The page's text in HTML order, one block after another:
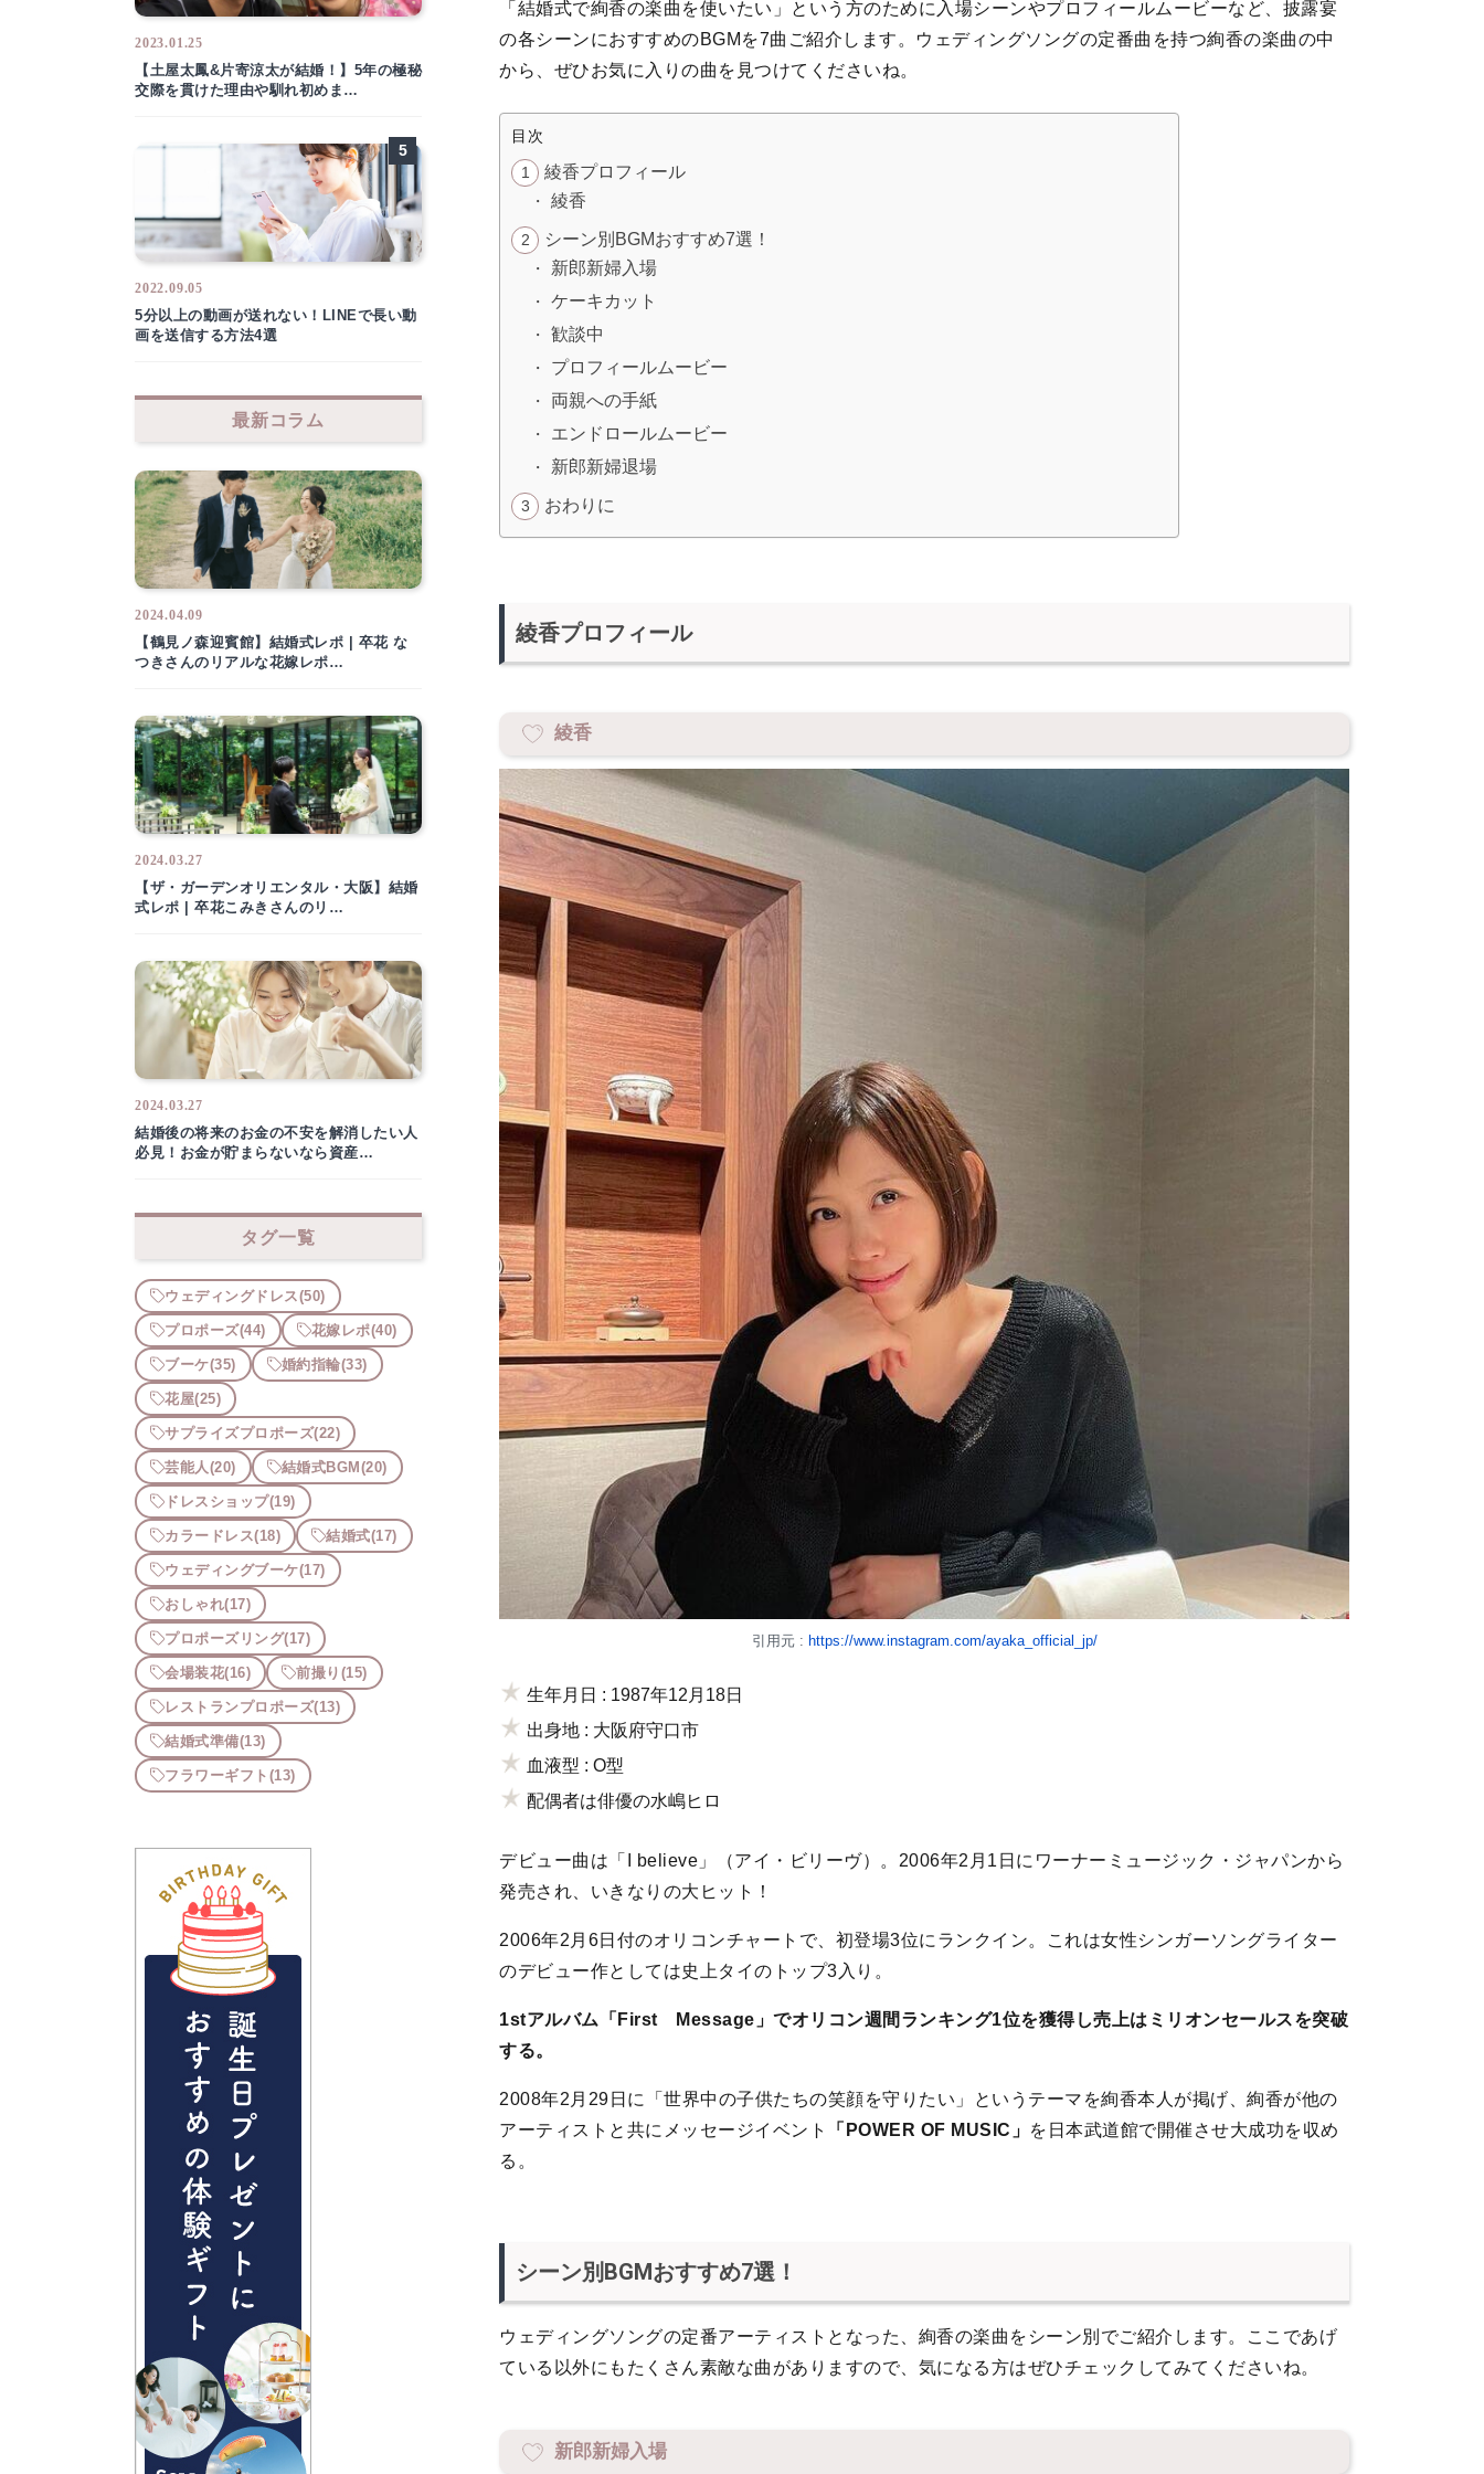
「結婚式で絢香の楽曲を使いたい」という方のために入場シーンやプロフィールムービーなど、披露宴
の各シーンにおすすめのBGMを7曲ご紹介します。ウェディングソングの定番曲を持つ絢香の楽曲の中
から、ぜひお気に入りの曲を見つけてくださいね。
目次
綾香プロフィール
綾香
シーン別BGMおすすめ7選！
新郎新婦入場
ケーキカット
歓談中
プロフィールムービー
両親への手紙
エンドロールムービー
新郎新婦退場
おわりに
綾香プロフィール
綾香
引用元 : https://www.instagram.com/ayaka_official_jp/
生年月日 : 1987年12月18日
出身地 : 大阪府守口市
血液型 : O型
配偶者は俳優の水嶋ヒロ
デビュー曲は「I believe」（アイ・ビリーヴ）。2006年2月1日にワーナーミュージック・ジャパンから
発売され、いきなりの大ヒット！
2006年2月6日付のオリコンチャートで、初登場3位にランクイン。これは女性シンガーソングライター
のデビュー作としては史上タイのトップ3入り。
1stアルバム「First Message」でオリコン週間ランキング1位を獲得し売上はミリオンセールスを突破
する。
2008年2月29日に「世界中の子供たちの笑顔を守りたい」というテーマを絢香本人が掲げ、絢香が他の
アーティストと共にメッセージイベント
「POWER OF MUSIC」 を日本武道館で開催させ大成功を収め
る。
シーン別BGMおすすめ7選！
ウェディングソングの定番アーティストとなった、絢香の楽曲をシーン別でご紹介します。ここであげ
ている以外にもたくさん素敵な曲がありますので、気になる方はぜひチェックしてみてくださいね。
新郎新婦入場
2023.01.25
【土屋太鳳&片寄涼太が結婚！】5年の極秘
交際を貫けた理由や馴れ初めま…
2022.09.05
5分以上の動画が送れない！LINEで長い動
画を送信する方法4選
最新コラム
2024.04.09
【鶴見ノ森迎賓館】結婚式レポ | 卒花 な
つきさんのリアルな花嫁レポ…
2024.03.27
【ザ・ガーデンオリエンタル・大阪】結婚
式レポ | 卒花こみきさんのリ…
2024.03.27
結婚後の将来のお金の不安を解消したい人
必見！お金が貯まらないなら資産…
タグ一覧
ウェディングドレス(50)
プロポーズ(44) 花嫁レポ(40)
ブーケ(35) 婚約指輪(33)
花屋(25)
サプライズプロポーズ(22)
芸能人 (20) 結婚式BGM(20)
ドレスショップ(19)
カラードレス(18) 結婚式(17)
ウェディングブーケ(17)
おしゃれ(17)
プロポーズリング(17)
会場装花(16) 前撮り (15)
レストランプロポーズ(13)
結婚式準備(13)
フラワーギフト (13)